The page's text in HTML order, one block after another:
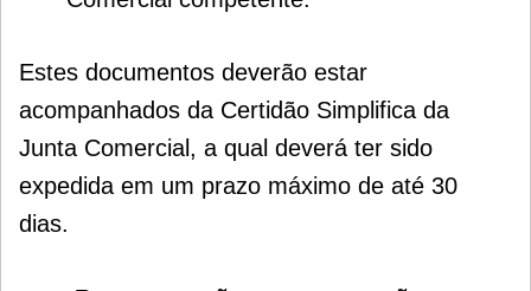
Estes documentos deverão estar
acompanhados da Certidão Simplifica da
Junta Comercial, a qual deverá ter sido
expedida em um prazo máximo de até 30
dias.